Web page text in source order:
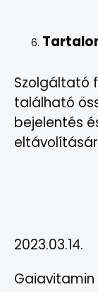
Szolgáltató
található
bejelentés
2023.03.14.
Gaiavitamin